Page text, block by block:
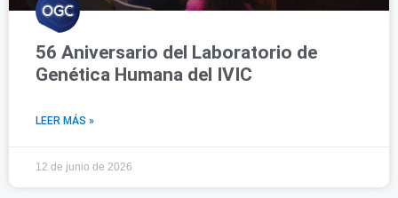
56 Aniversario del Laboratorio de
Genética Humana del IVIC
LEER MÁS »
12 de junio de 2026